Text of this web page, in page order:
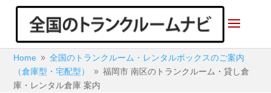
Home 9 全国のトランクルーム・レンタルボックスのご案内
（倉庫型・宅配型）
9 福岡市 南区のトランクルーム・貸し倉
庫・レンタル倉庫 案内